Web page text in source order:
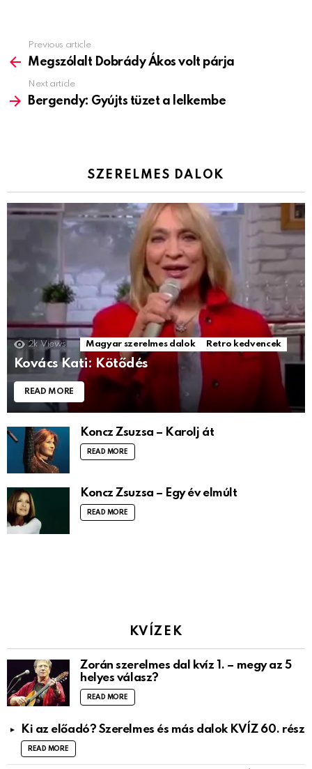
more
Previous article
Megszólalt Dobrády Ákos volt párja
Next article
Bergendy: Gyújts tüzet a lelkembe
SZERELMES DALOK
2k Views Magyar szerelmes dalok Retro kedvencek
Kovács Kati: Kötődés
READ MORE
Koncz Zsuzsa – Karolj át
READ MORE
Koncz Zsuzsa – Egy év elmúlt
READ MORE
KVÍZEK
Zorán szerelmes dal kvíz 1. – megy az 5
helyes válasz?
READ MORE
Ki az előadó? Szerelmes és más dalok KVÍZ 60. rész
READ MORE